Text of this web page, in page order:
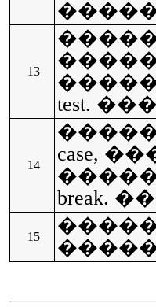
13
test.
14
case,
break.
15